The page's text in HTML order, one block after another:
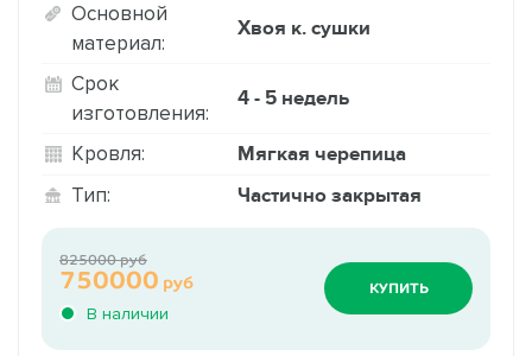
Основной
материал:
Хвоя к. сушки
Срок
изготовления:
4 - 5 недель
Кровля: Мягкая черепица
Тип: Частично закрытая
В наличии
750000 руб
825000 руб
КУПИТЬ